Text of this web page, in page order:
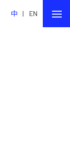
中 | EN